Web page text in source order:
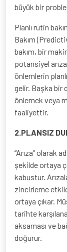
büyük bir
Planlı rutin
Bakım
bakım, bir
potansiyel
önlemlerin
gelir. Başka bir
önlemek veya
faaliyettir.
2.PLANSIZ
“Arıza” olarak
şekilde ortaya
kabustur.
zincirleme
ortaya çıkar.
tarihte
aksaması ve
doğurur.